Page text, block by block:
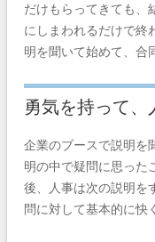
だけもらってきても、
にしまわれるだけで終
明を聞いて始めて、合
勇気を持って、
企業のブースで説明を
明の中で疑問に思った
後、人事は次の説明を
問に対して基本的に快